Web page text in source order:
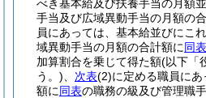
べき基本給及び扶養手当の月額
手当及び広域異動手当の月額の
員にあっては、基本給並びにこ
域異動手当の月額の合計額に同表
加算割合を乗じて得た額(以下「
う。)
次表(2)に定める職員に
額に同表の職務の級及び管理職